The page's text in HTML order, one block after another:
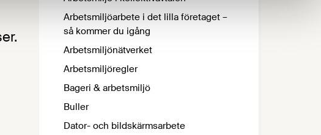
Arbetsmiljöarbete i det lilla företaget –
så kommer du igång
Arbetsmiljönätverket
Arbetsmiljöregler
Bageri & arbetsmiljö
Buller
Dator- och bildskärmsarbete